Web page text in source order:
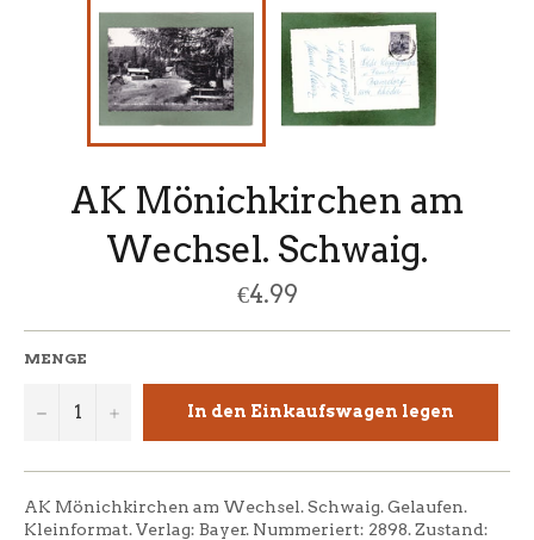
AK Mönichkirchen am
Wechsel. Schwaig.
Normaler
Preis
€4.99
MENGE
− + In den Einkaufswagen legen
AK Mönichkirchen am Wechsel. Schwaig. Gelaufen.
Kleinformat. Verlag: Bayer. Nummeriert: 2898. Zustand: